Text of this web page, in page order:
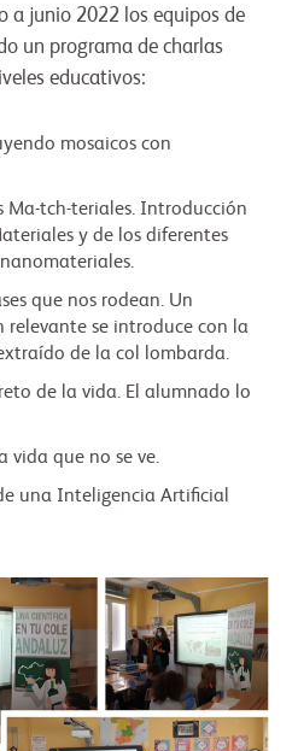
a junio 2022 los equipos de
un programa de charlas
educativos:
mosaicos con
Ma-tch-teriales. Introducción
y de los diferentes
que nos rodean. Un
se introduce con la
de la col lombarda.
de la vida. El alumnado lo
vida que no se ve.
una Inteligencia Artificial